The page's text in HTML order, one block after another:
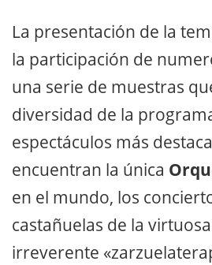
La presentación de la
la participación de
una serie de muestras
diversidad de la
espectáculos más
encuentran la única
en el mundo, los
castañuelas de la virtuosa
irreverente